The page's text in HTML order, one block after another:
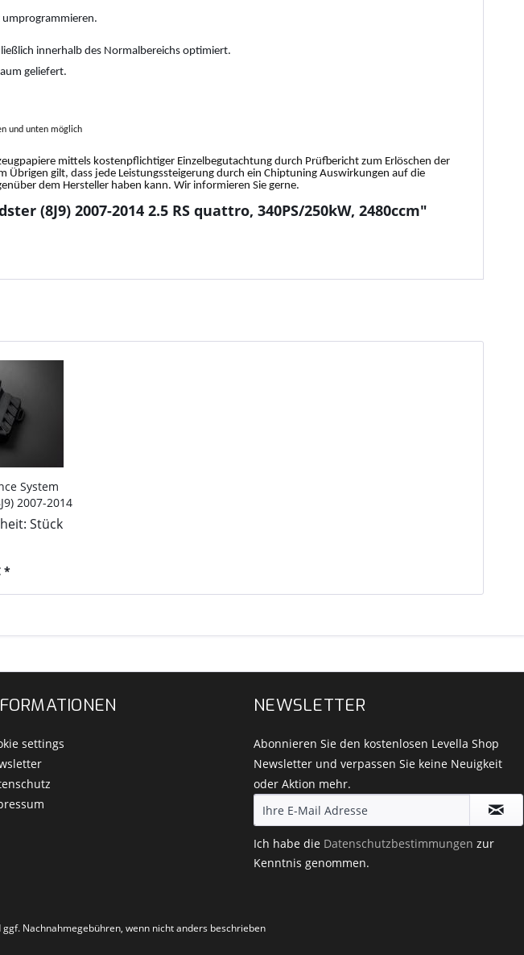
umprogrammieren.
innerhalb des Normalbereichs optimiert.
geliefert.
und unten möglich
mittels kostenpflichtiger Einzelbegutachtung durch Prüfbericht zum Erlöschen der
gilt, dass jede Leistungssteigerung durch ein Chiptuning Auswirkungen auf die
dem Hersteller haben kann. Wir informieren Sie gerne.
(8J9) 2007-2014 2.5 RS quattro, 340PS/250kW, 2480ccm"
System
2007-2014
155kW,
Stück
*
settings
NEWSLETTER
Abonnieren Sie den kostenlosen Levella Shop
Newsletter und verpassen Sie keine Neuigkeit
oder Aktion mehr.
Ich habe die Datenschutzbestimmungen zur
Kenntnis genommen.
Nachnahmegebühren, wenn nicht anders beschrieben